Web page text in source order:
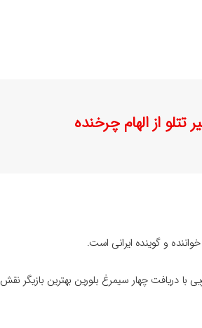
از الهام چرخنده
دریافت چهار سیمرغ بلورین بهترین بازیگر نقش